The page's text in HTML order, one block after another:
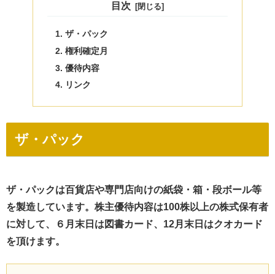
目次
ザ・パック
権利確定月
優待内容
リンク
ザ・パック
ザ・パックは百貨店や専門店向けの紙袋・箱・段ボール等
を製造しています。株主優待内容は100株以上の株式保有者
に対して、６月末日は図書カード、12月末日はクオカード
を頂けます。